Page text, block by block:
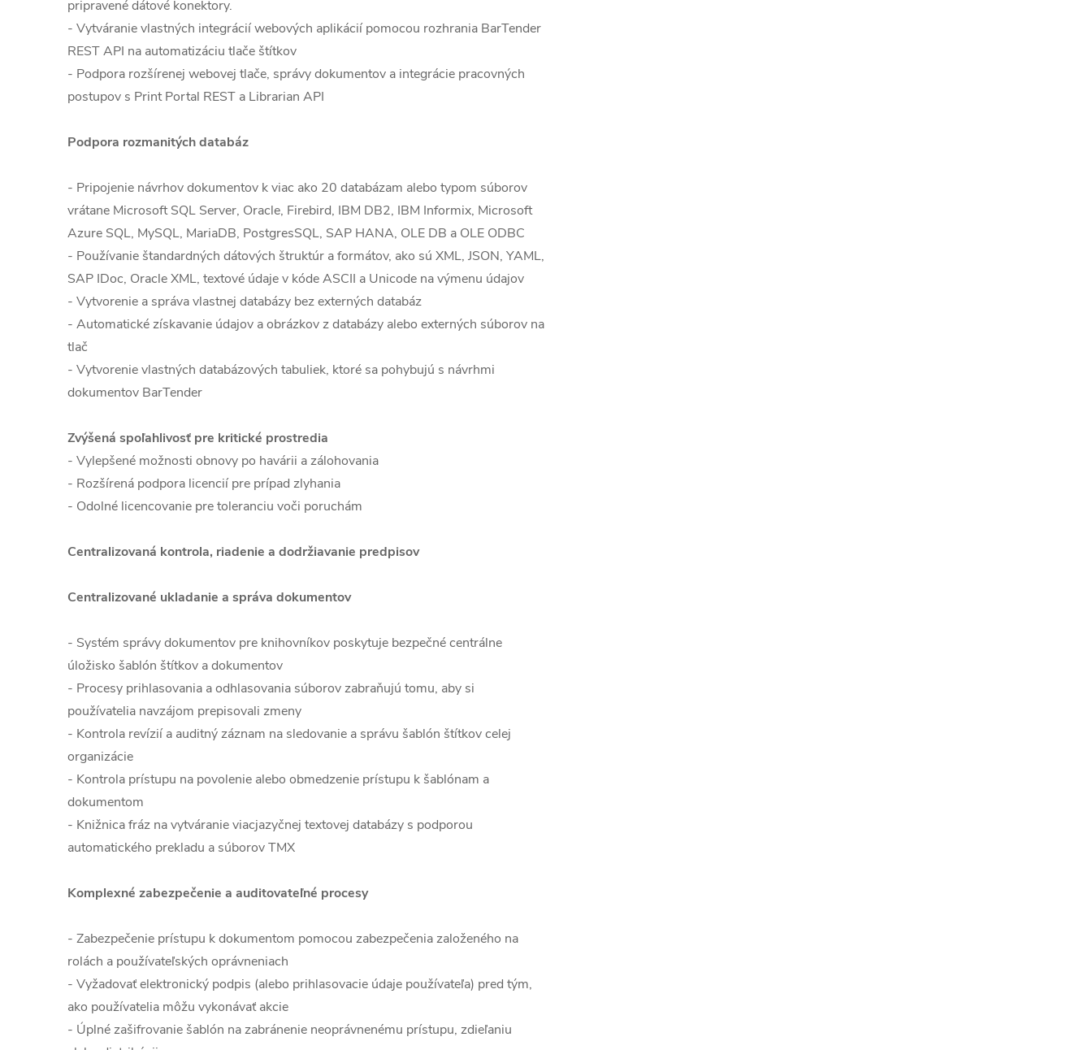
pripravené dátové konektory.
- Vytváranie vlastných integrácií webových aplikácií pomocou rozhrania BarTender
REST API na automatizáciu tlače štítkov
- Podpora rozšírenej webovej tlače, správy dokumentov a integrácie pracovných
postupov s Print Portal REST a Librarian API
Podpora rozmanitých databáz
- Pripojenie návrhov dokumentov k viac ako 20 databázam alebo typom súborov
vrátane Microsoft SQL Server, Oracle, Firebird, IBM DB2, IBM Informix, Microsoft
Azure SQL, MySQL, MariaDB, PostgresSQL, SAP HANA, OLE DB a OLE ODBC
- Používanie štandardných dátových štruktúr a formátov, ako sú XML, JSON, YAML,
SAP IDoc, Oracle XML, textové údaje v kóde ASCII a Unicode na výmenu údajov
- Vytvorenie a správa vlastnej databázy bez externých databáz
- Automatické získavanie údajov a obrázkov z databázy alebo externých súborov na
tlač
- Vytvorenie vlastných databázových tabuliek, ktoré sa pohybujú s návrhmi
dokumentov BarTender
Zvýšená spoľahlivosť pre kritické prostredia
- Vylepšené možnosti obnovy po havárii a zálohovania
- Rozšírená podpora licencií pre prípad zlyhania
- Odolné licencovanie pre toleranciu voči poruchám
Centralizovaná kontrola, riadenie a dodržiavanie predpisov
Centralizované ukladanie a správa dokumentov
- Systém správy dokumentov pre knihovníkov poskytuje bezpečné centrálne
úložisko šablón štítkov a dokumentov
- Procesy prihlasovania a odhlasovania súborov zabraňujú tomu, aby si
používatelia navzájom prepisovali zmeny
- Kontrola revízií a auditný záznam na sledovanie a správu šablón štítkov celej
organizácie
- Kontrola prístupu na povolenie alebo obmedzenie prístupu k šablónam a
dokumentom
- Knižnica fráz na vytváranie viacjazyčnej textovej databázy s podporou
automatického prekladu a súborov TMX
Komplexné zabezpečenie a auditovateľné procesy
- Zabezpečenie prístupu k dokumentom pomocou zabezpečenia založeného na
rolách a používateľských oprávneniach
- Vyžadovať elektronický podpis (alebo prihlasovacie údaje používateľa) pred tým,
ako používatelia môžu vykonávať akcie
- Úplné zašifrovanie šablón na zabránenie neoprávnenému prístupu, zdieľaniu